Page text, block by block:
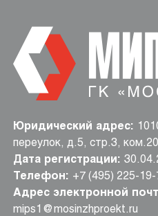
Юридический адрес:
переулок, д.5, стр.3,
Дата регистрации:
Телефон: +7 (495) 225-19-
Адрес электронной
mips1@mosinzhproekt.ru